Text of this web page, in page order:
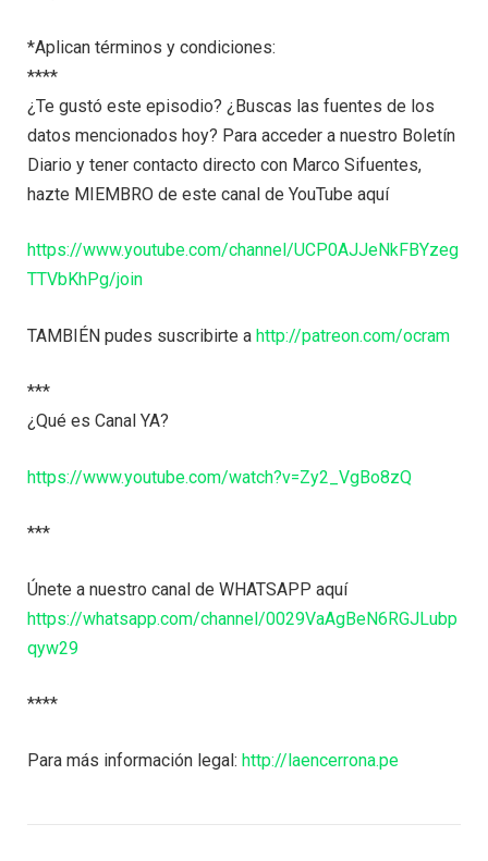
*Aplican términos y condiciones:
****
¿Te gustó este episodio? ¿Buscas las fuentes de los
datos mencionados hoy? Para acceder a nuestro Boletín
Diario y tener contacto directo con Marco Sifuentes,
hazte MIEMBRO de este canal de YouTube aquí
https://www.youtube.com/channel/UCP0AJJeNkFBYzeg
TTVbKhPg/join
TAMBIÉN pudes suscribirte a http://patreon.com/ocram
***
¿Qué es Canal YA?
https://www.youtube.com/watch?v=Zy2_VgBo8zQ
***
Únete a nuestro canal de WHATSAPP aquí
https://whatsapp.com/channel/0029VaAgBeN6RGJLubp
qyw29
****
Para más información legal: http://laencerrona.pe